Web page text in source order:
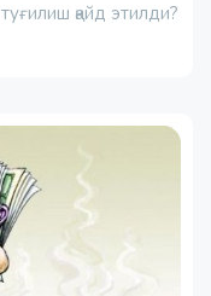
қайд этилди?